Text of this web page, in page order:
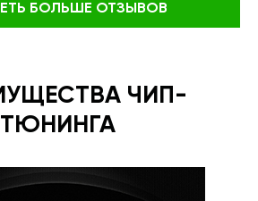
БОЛЬШЕ ОТЗЫВОВ
ЧИП-
ТЮНИНГА